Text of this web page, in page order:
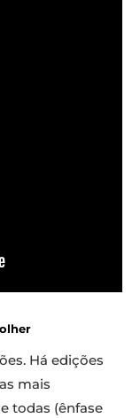
Há edições
mais
todas (ênfase